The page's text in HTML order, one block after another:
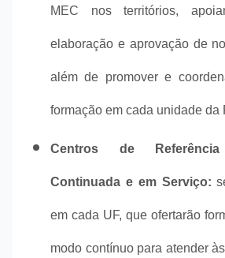
MEC nos territórios,
elaboração e aprovação de
além de promover e
formação em cada unidade da
Centros de
Continuada e em Serviço:
em cada UF, que ofertarão
modo contínuo para atender